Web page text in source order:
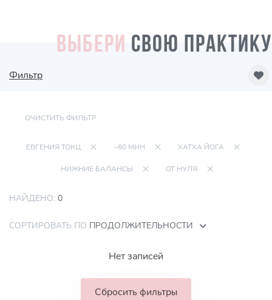
ВЫБЕРИ СВОЮ ПРАКТИКУ
Фильтр
ОЧИСТИТЬ ФИЛЬТР
ЕВГЕНИЯ ТОКЦ ~60 МИН ХАТХА ЙОГА
НИЖНИЕ БАЛАНСЫ ОТ НУЛЯ
НАЙДЕНО: 0
СОРТИРОВАТЬ ПО ПРОДОЛЖИТЕЛЬНОСТИ
Нет записей
Сбросить фильтры